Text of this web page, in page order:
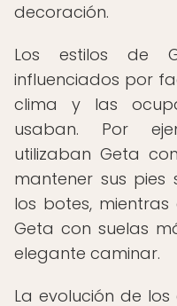
decoración.
Los estilos de
influenciados por
clima y las
usaban. Por
utilizaban Geta
mantener sus
los botes,
Geta con suelas
elegante caminar.
La evolución de